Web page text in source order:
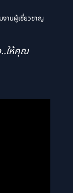
งานผู้เชี่ยวชาญ
ให้คุณ